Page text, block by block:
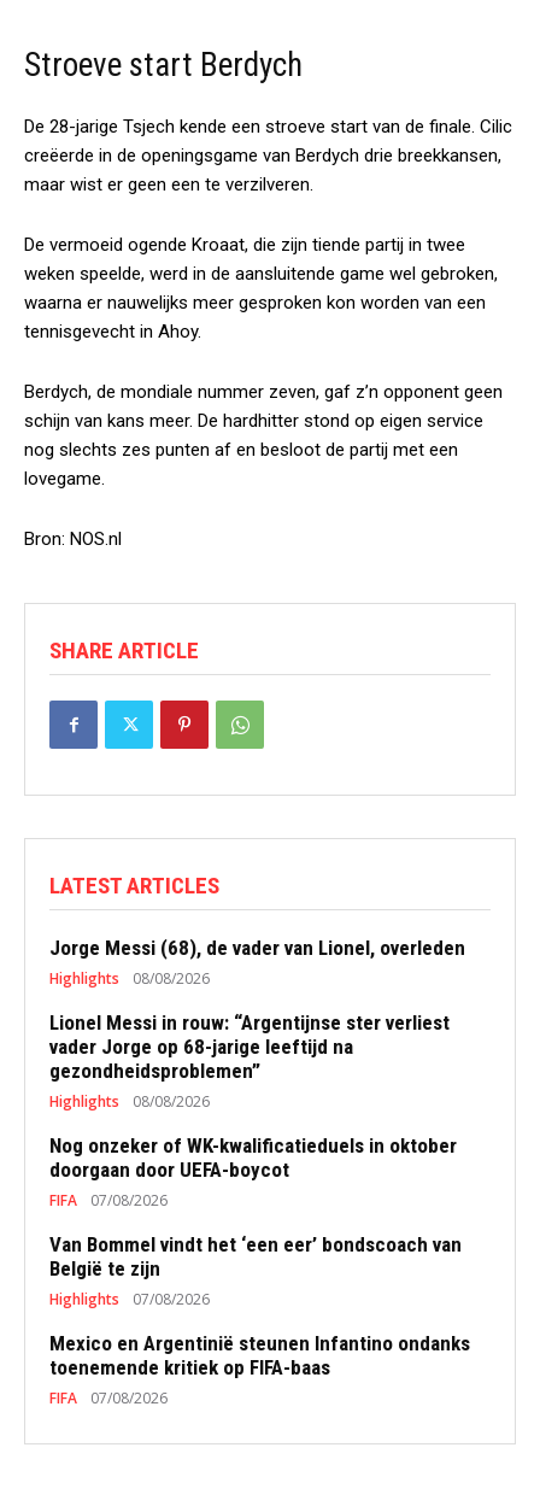
Stroeve start Berdych
De 28-jarige Tsjech kende een stroeve start van de finale. Cilic
creëerde in de openingsgame van Berdych drie breekkansen,
maar wist er geen een te verzilveren.
De vermoeid ogende Kroaat, die zijn tiende partij in twee
weken speelde, werd in de aansluitende game wel gebroken,
waarna er nauwelijks meer gesproken kon worden van een
tennisgevecht in Ahoy.
Berdych, de mondiale nummer zeven, gaf z’n opponent geen
schijn van kans meer. De hardhitter stond op eigen service
nog slechts zes punten af en besloot de partij met een
lovegame.
Bron: NOS.nl
SHARE ARTICLE
LATEST ARTICLES
Jorge Messi (68), de vader van Lionel, overleden
Highlights 08/08/2026
Lionel Messi in rouw: “Argentijnse ster verliest
vader Jorge op 68-jarige leeftijd na
gezondheidsproblemen”
Highlights 08/08/2026
Nog onzeker of WK-kwalificatieduels in oktober
doorgaan door UEFA-boycot
FIFA 07/08/2026
Van Bommel vindt het ‘een eer’ bondscoach van
België te zijn
Highlights 07/08/2026
Mexico en Argentinië steunen Infantino ondanks
toenemende kritiek op FIFA-baas
FIFA 07/08/2026